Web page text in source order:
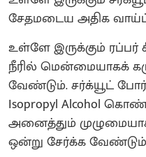
சேதமடைய அதிக
உள்ளே இருக்கும்
நீரில் மென்மையாகக்
வேண்டும். சர்க்யூட்
Isopropyl Alcohol
அனைத்தும்
ஒன்று சேர்க்க